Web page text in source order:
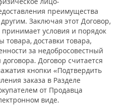
преимущества
Заключая этот Договор,
условия и порядок
товара, доставки товара,
за недобросовестный
Договор считается
кнопки «Подтвердить
заказа в Разделе
от Продавца
виде.